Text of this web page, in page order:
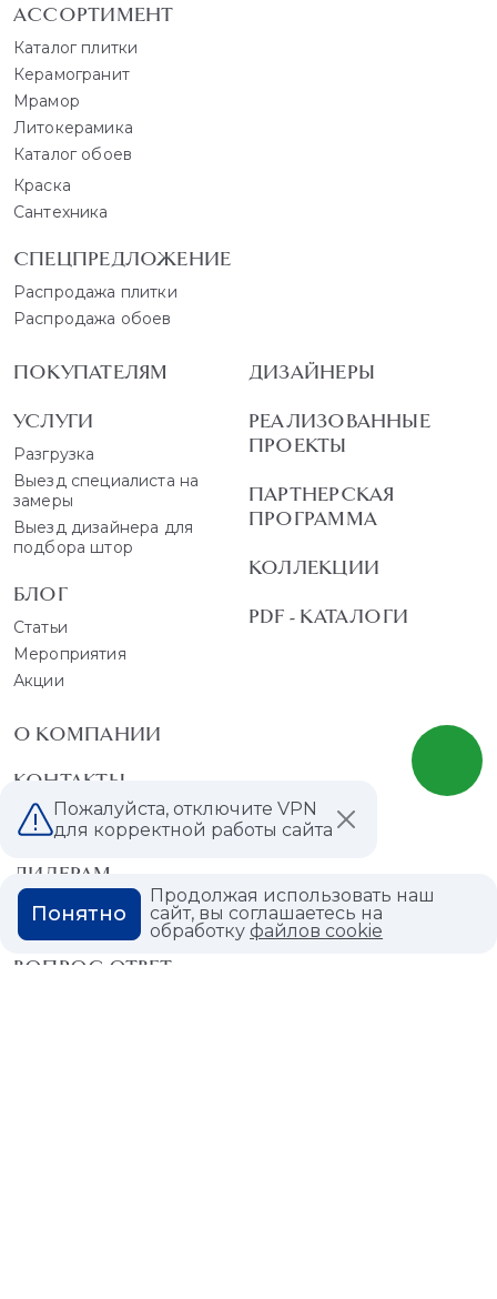
АССОРТИМЕНТ
Каталог плитки
Керамогранит
Мрамор
Литокерамика
Каталог обоев
Краска
Сантехника
СПЕЦПРЕДЛОЖЕНИЕ
Распродажа плитки
Распродажа обоев
ПОКУПАТЕЛЯМ
УСЛУГИ
Разгрузка
Выезд специалиста на
замеры
Выезд дизайнера для
подбора штор
БЛОГ
Статьи
Мероприятия
Акции
ДИЗАЙНЕРЫ
РЕАЛИЗОВАННЫЕ
ПРОЕКТЫ
ПАРТНЕРСКАЯ
ПРОГРАММА
КОЛЛЕКЦИИ
PDF - КАТАЛОГИ
О КОМПАНИИ
КОНТАКТЫ
МАГАЗИНЫ
ДИЛЕРАМ
ВАКАНСИИ
ВОПРОС ОТВЕТ
Пожалуйста, отключите VPN
для корректной работы сайта
Продолжая использовать наш
сайт, вы соглашаетесь на
обработкуфайлов cookie
Понятно